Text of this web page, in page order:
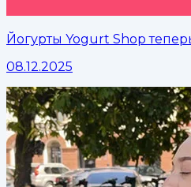
Йогурты Yogurt Shop
08.12.2025